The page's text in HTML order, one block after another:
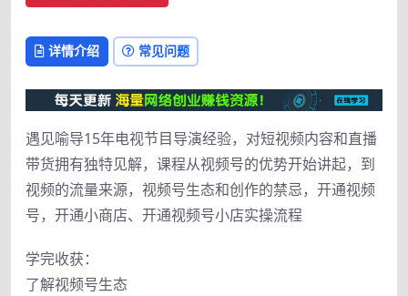
详情介绍 常见问题
遇见喻导15年电视节目导演经验，对短视频内容和直播
带货拥有独特见解，课程从视频号的优势开始讲起，到
视频的流量来源，视频号生态和创作的禁忌，开通视频
号，开通小商店、开通视频号小店实操流程
学完收获：
了解视频号生态